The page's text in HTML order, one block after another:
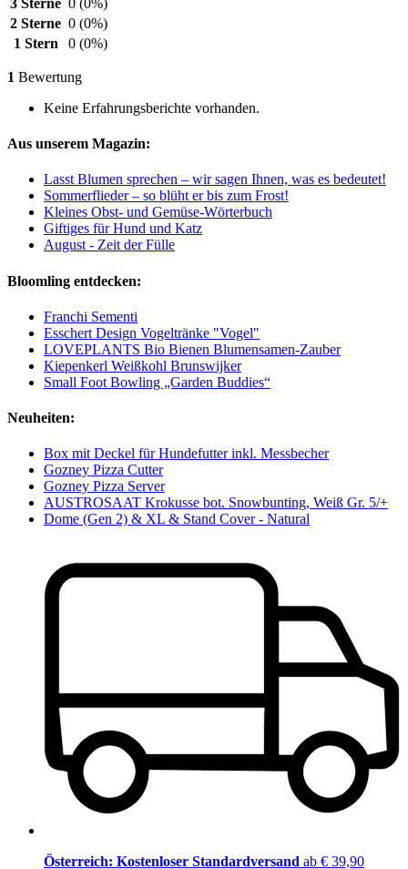
2 Sterne 0 (0%)
1 Stern
0 (0%)
1 Bewertung
Keine Erfahrungsberichte vorhanden.
Aus unserem Magazin:
Lasst Blumen sprechen – wir sagen Ihnen, was es bedeutet!
Sommerflieder – so blüht er bis zum Frost!
Kleines Obst- und Gemüse-Wörterbuch
Giftiges für Hund und Katz
August - Zeit der Fülle
Bloomling entdecken:
Franchi Sementi
Esschert Design Vogeltränke "Vogel"
LOVEPLANTS Bio Bienen Blumensamen-Zauber
Kiepenkerl Weißkohl Brunswijker
Small Foot Bowling „Garden Buddies“
Neuheiten:
Box mit Deckel für Hundefutter inkl. Messbecher
Gozney Pizza Cutter
Gozney Pizza Server
AUSTROSAAT Krokusse bot. Snowbunting, Weiß Gr. 5/+
Dome (Gen 2) & XL & Stand Cover - Natural
Österreich: Kostenloser Standardversand ab € 39,90